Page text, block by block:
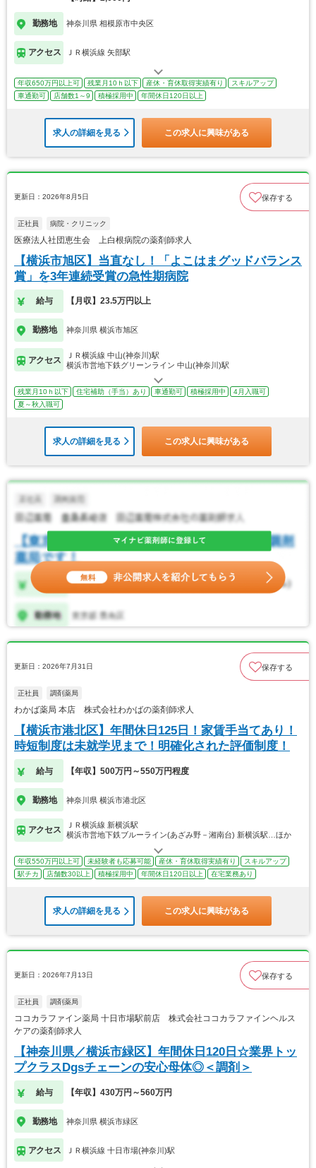
勤務地 神奈川県 相模原市中央区
アクセス ＪＲ横浜線 矢部駅
年収650万円以上可 残業月10ｈ以下 産休・育休取得実績有り
スキルアップ
車通勤可
店舗数1～9 積極採用中 年間休日120日以上
求人の詳細を見る この求人に興味がある
更新日：2026年8月5日 保存する
正社員 病院・クリニック
医療法人社団恵生会 上白根病院の薬剤師求人
【横浜市旭区】当直なし！「よこはまグッドバランス
賞」を3年連続受賞の急性期病院
給与 【月収】23.5万円以上
勤務地 神奈川県 横浜市旭区
アクセス
ＪＲ横浜線 中山(神奈川)駅
横浜市営地下鉄グリーンライン 中山(神奈川)駅
残業月10ｈ以下 住宅補助（手当）あり 車通勤可 積極採用中
4月入職可
夏～秋入職可
求人の詳細を見る この求人に興味がある
更新日：2026年7月31日 保存する
正社員 調剤薬局
わかば薬局 本店 株式会社わかばの薬剤師求人
【横浜市港北区】年間休日125日！家賃手当てあり！
時短制度は未就学児まで！明確化された評価制度！
給与 【年収】500万円～550万円程度
勤務地 神奈川県 横浜市港北区
アクセス
ＪＲ横浜線 新横浜駅
横浜市営地下鉄ブルーライン(あざみ野－湘南台) 新横浜駅…ほか
年収550万円以上可 未経験者も応募可能 産休・育休取得実績有り
スキルアップ
駅チカ
店舗数30以上 積極採用中 年間休日120日以上 在宅業務あり
求人の詳細を見る この求人に興味がある
更新日：2026年7月13日 保存する
正社員 調剤薬局
ココカラファイン薬局 十日市場駅前店 株式会社ココカラファインヘルス
ケアの薬剤師求人
【神奈川県／横浜市緑区】年間休日120日☆業界トッ
プクラスDgsチェーンの安心母体◎＜調剤＞
給与 【年収】430万円～560万円
勤務地 神奈川県 横浜市緑区
アクセス ＪＲ横浜線 十日市場(神奈川)駅